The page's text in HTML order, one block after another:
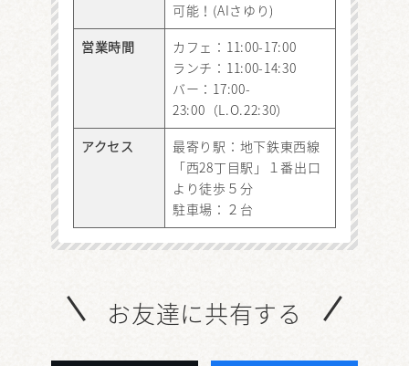
可能！(AIさゆり)
営業時間
カフェ：11:00-17:00
ランチ：11:00-14:30
バー：17:00-
23:00（L.O.22:30）
アクセス
最寄り駅：地下鉄東西線
「西28丁目駅」１番出口
より徒歩５分
駐車場：２台
お友達に共有する